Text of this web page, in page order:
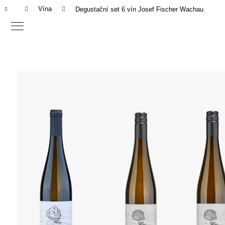
Domů Vína Degustační set 6 vín Josef Fischer Wachau
K